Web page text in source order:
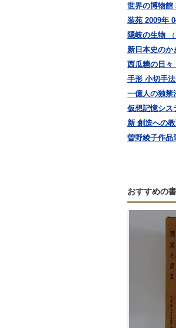
世界の博物館
装苑 2009年
隠岐の生物
新日本史のか
西瓜糖の日々
手形 小切手法
一億人の独禁
仮想記憶シス
新 創造への
曽野綾子作品
おすすめの